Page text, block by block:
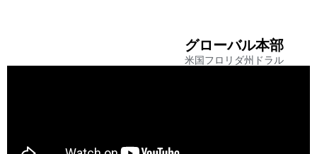
グローバル本部
米国フロリダ州ドラル